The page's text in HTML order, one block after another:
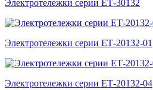
Электротележки серии ЕТ-30132
Электротележки серии ЕТ-20132-01
Электротележки серии ЕТ-20132-04